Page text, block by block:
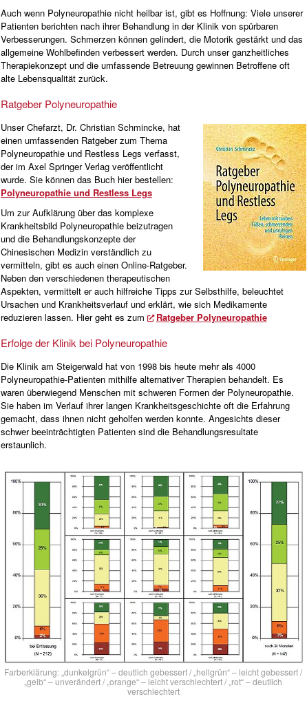
Auch wenn Polyneuropathie nicht heilbar ist, gibt es Hoffnung: Viele unserer
Patienten berichten nach ihrer Behandlung in der Klinik von spürbaren
Verbesserungen. Schmerzen können gelindert, die Motorik gestärkt und das
allgemeine Wohlbefinden verbessert werden. Durch unser ganzheitliches
Therapiekonzept und die umfassende Betreuung gewinnen Betroffene oft
alte Lebensqualität zurück.
Ratgeber Polyneuropathie
Unser Chefarzt, Dr. Christian Schmincke, hat
einen umfassenden Ratgeber zum Thema
Polyneuropathie und Restless Legs verfasst,
der im Axel Springer Verlag veröffentlicht
wurde. Sie können das Buch hier bestellen:
Polyneuropathie und Restless Legs
Um zur Aufklärung über das komplexe
Krankheitsbild Polyneuropathie beizutragen
und die Behandlungskonzepte der
Chinesischen Medizin verständlich zu
vermitteln, gibt es auch einen Online-Ratgeber.
Neben den verschiedenen therapeutischen
Aspekten, vermittelt er auch hilfreiche Tipps zur Selbsthilfe, beleuchtet
Ursachen und Krankheitsverlauf und erklärt, wie sich Medikamente
reduzieren lassen. Hier geht es zum
Ratgeber Polyneuropathie
Erfolge der Klinik bei Polyneuropathie
Die Klinik am Steigerwald hat von 1998 bis heute mehr als 4000
Polyneuropathie-Patienten mithilfe alternativer Therapien behandelt. Es
waren überwiegend Menschen mit schweren Formen der Polyneuropathie.
Sie haben im Verlauf ihrer langen Krankheitsgeschichte oft die Erfahrung
gemacht, dass ihnen nicht geholfen werden konnte. Angesichts dieser
schwer beeinträchtigten Patienten sind die Behandlungsresultate
erstaunlich.
Farberklärung: „dunkelgrün“ – deutlich gebessert / „hellgrün“ – leicht gebessert /
„gelb“ – unverändert / „orange“ – leicht verschlechtert / „rot“ – deutlich
verschlechtert